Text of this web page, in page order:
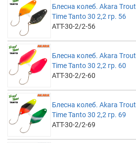
Блесна колеб. Akara Trout
Time Tanto 30 2,2 гр. 56
ATT-30-2/2-56
Блесна колеб. Akara Trout
Time Tanto 30 2,2 гр. 60
ATT-30-2/2-60
Блесна колеб. Akara Trout
Time Tanto 30 2,2 гр. 69
ATT-30-2/2-69